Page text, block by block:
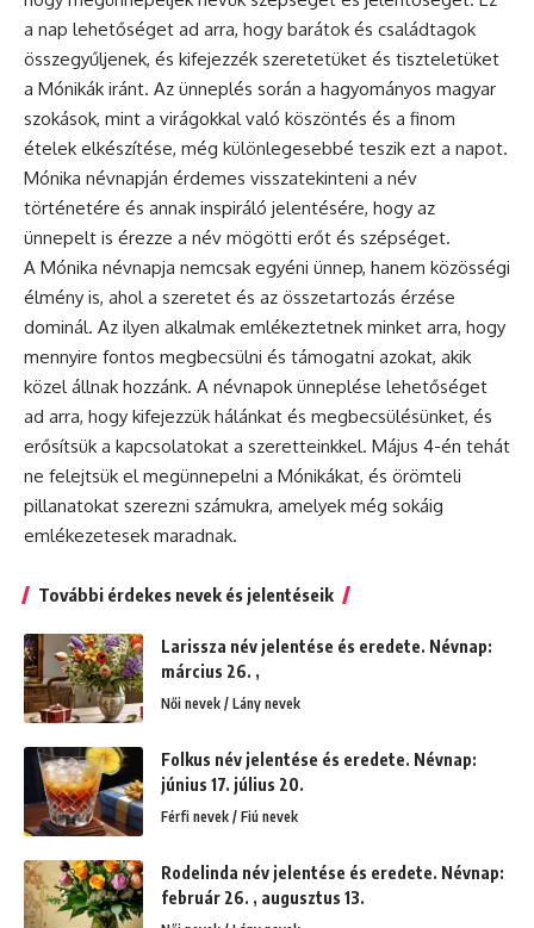
a nap lehetőséget ad arra, hogy barátok és családtagok
összegyűljenek, és kifejezzék szeretetüket és tiszteletüket
a Mónikák iránt. Az ünneplés során a hagyományos magyar
szokások, mint a virágokkal való köszöntés és a finom
ételek elkészítése, még különlegesebbé teszik ezt a napot.
Mónika névnapján érdemes visszatekinteni a név
történetére és annak inspiráló jelentésére, hogy az
ünnepelt is érezze a név mögötti erőt és szépséget.
A Mónika névnapja nemcsak egyéni ünnep, hanem közösségi
élmény is, ahol a szeretet és az összetartozás érzése
dominál. Az ilyen alkalmak emlékeztetnek minket arra, hogy
mennyire fontos megbecsülni és támogatni azokat, akik
közel állnak hozzánk. A névnapok ünneplése lehetőséget
ad arra, hogy kifejezzük hálánkat és megbecsülésünket, és
erősítsük a kapcsolatokat a szeretteinkkel. Május 4-én tehát
ne felejtsük el megünnepelni a Mónikákat, és örömteli
pillanatokat szerezni számukra, amelyek még sokáig
emlékezetesek maradnak.
További érdekes nevek és jelentéseik
Larissza név jelentése és eredete. Névnap:
március 26. ,
Női nevek / Lány nevek
Folkus név jelentése és eredete. Névnap:
június 17. július 20.
Férfi nevek / Fiú nevek
Rodelinda név jelentése és eredete. Névnap:
február 26. , augusztus 13.